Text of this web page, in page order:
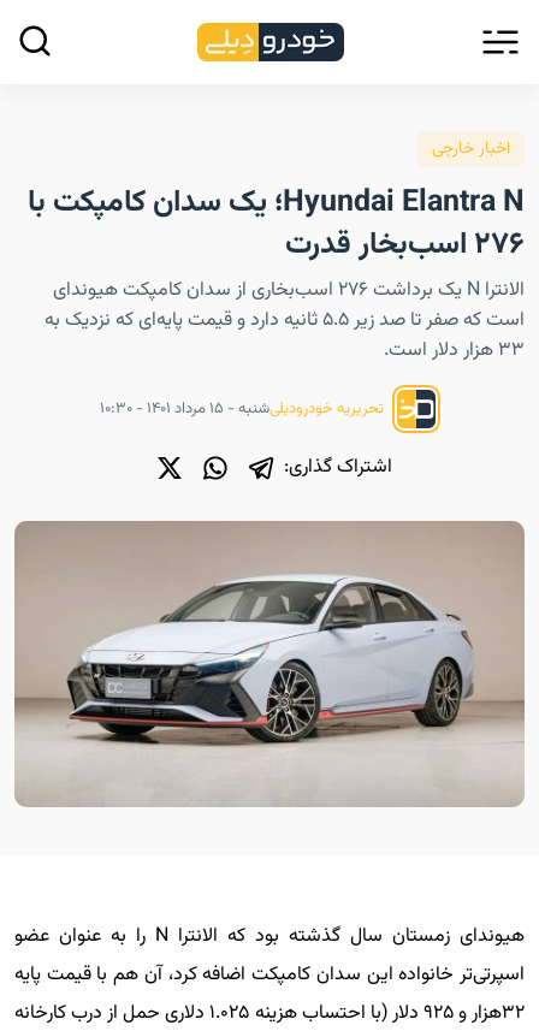
اخبار خارجی
Hyundai Elantra N؛ یک سدان کامپکت با
۲۷۶ اسب‌بخار قدرت
الانترا N یک برداشت ۲۷۶ اسب‌بخاری از سدان کامپکت هیوندای
است که صفر تا صد زیر ۵.۵ ثانیه دارد و قیمت پایه‌ای که نزدیک به
۳۳ هزار دلار است.
تحریریه خودرودیلیشنبه - ۱۵ مرداد ۱۴۰۱ - ۱۰:۳۰
اشتراک گذاری:
هیوندای زمستان سال گذشته بود که الانترا N را به عنوان عضو
اسپرتی‌تر خانواده این سدان کامپکت اضافه کرد، آن هم با قیمت پایه
۳۲هزار و ۹۲۵ دلار (با احتساب هزینه ۱.۰۲۵ دلاری حمل از درب کارخانه